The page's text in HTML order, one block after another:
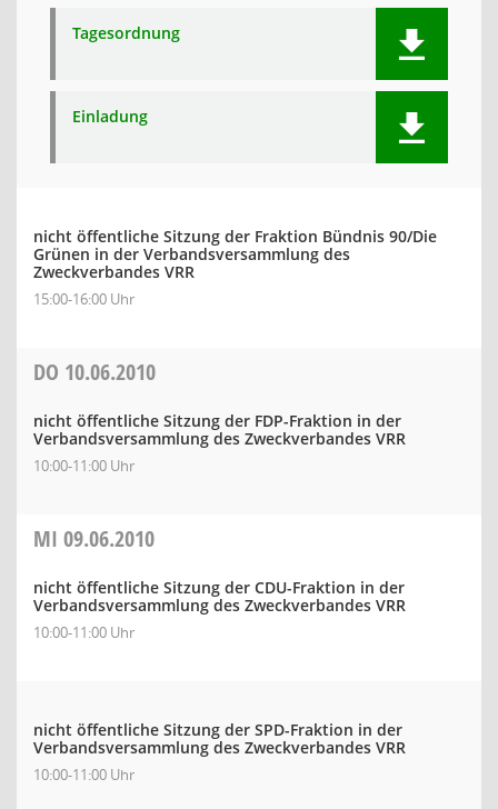
Tagesordnung
Einladung
nicht öffentliche Sitzung der Fraktion Bündnis 90/Die
Grünen in der Verbandsversammlung des
Zweckverbandes VRR
15:00-16:00 Uhr
DO 10.06.2010
nicht öffentliche Sitzung der FDP-Fraktion in der
Verbandsversammlung des Zweckverbandes VRR
10:00-11:00 Uhr
MI 09.06.2010
nicht öffentliche Sitzung der CDU-Fraktion in der
Verbandsversammlung des Zweckverbandes VRR
10:00-11:00 Uhr
nicht öffentliche Sitzung der SPD-Fraktion in der
Verbandsversammlung des Zweckverbandes VRR
10:00-11:00 Uhr